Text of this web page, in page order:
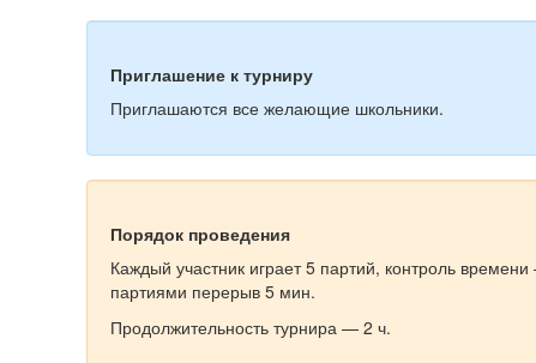
Приглашение к турниру
Приглашаются все желающие школьники.
Порядок проведения
Каждый участник играет 5 партий, контроль
партиями перерыв 5 мин.
Продолжительность турнира — 2 ч.